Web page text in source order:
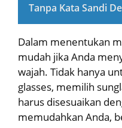
Tanpa Kata Sandi
Dalam menentukan
mudah jika Anda
wajah. Tidak hanya
glasses, memilih
harus disesuaikan
memudahkan Anda,